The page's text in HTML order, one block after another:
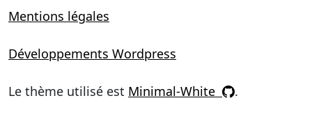
Mentions légales
Développements Wordpress
Le thème utilisé est Minimal-White .